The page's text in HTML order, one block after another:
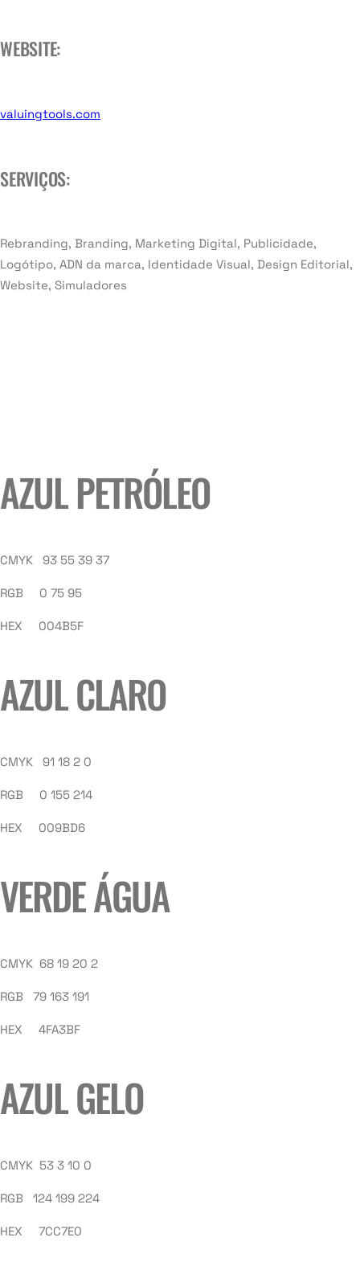
WEBSITE:
valuingtools.com
SERVIÇOS:
Rebranding, Branding, Marketing Digital, Publicidade,
Logótipo, ADN da marca, Identidade Visual, Design Editorial,
Website, Simuladores
AZUL PETRÓLEO
CMYK 93 55 39 37
RGB 0 75 95
HEX 004B5F
AZUL CLARO
CMYK 91 18 2 0
RGB 0 155 214
HEX 009BD6
VERDE ÁGUA
CMYK 68 19 20 2
RGB 79 163 191
HEX 4FA3BF
AZUL GELO
CMYK 53 3 10 0
RGB 124 199 224
HEX 7CC7E0